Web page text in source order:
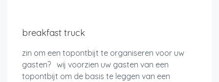
breakfast truck
zin om een topontbijt te organiseren voor uw
gasten? wij voorzien uw gasten van een
topontbijt om de basis te leggen van een